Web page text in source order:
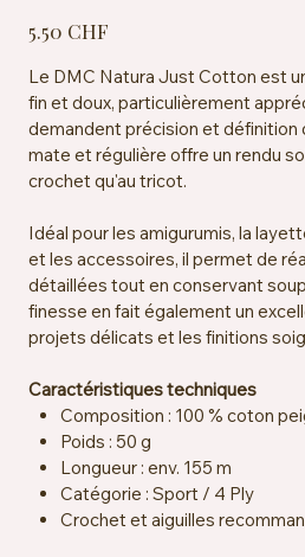
5.50 CHF
Le DMC Natura Just Cotton est
fin et doux, particulièrement
demandent précision et définition
mate et régulière offre un rendu
crochet qu'au tricot.
Idéal pour les amigurumis, la
et les accessoires, il permet de
détaillées tout en conservant
finesse en fait également un
projets délicats et les finitions
Caractéristiques techniques
Composition : 100 % coton
Poids : 50 g
Longueur : env. 155 m
Catégorie : Sport / 4 Ply
Crochet et aiguilles